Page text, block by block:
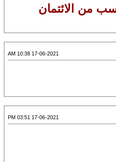
من الائتمان
17-06-2021 10:38 AM
17-06-2021 03:51 PM